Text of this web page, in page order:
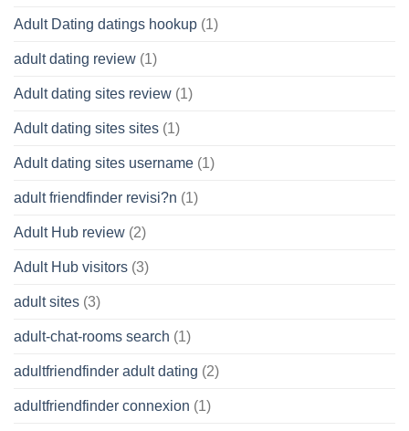
Adult Dating datings hookup (1)
adult dating review (1)
Adult dating sites review (1)
Adult dating sites sites (1)
Adult dating sites username (1)
adult friendfinder revisi?n (1)
Adult Hub review (2)
Adult Hub visitors (3)
adult sites (3)
adult-chat-rooms search (1)
adultfriendfinder adult dating (2)
adultfriendfinder connexion (1)